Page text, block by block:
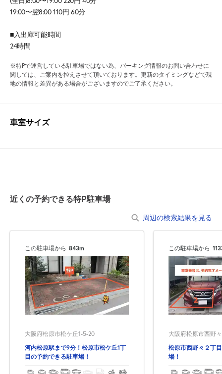
19:00〜翌8:00 110円 60分
■入出庫可能時間
24時間
※特Pで運営している駐車場ではない為、パーキング情報のお問い合わせに
関しては、ご案内を控えさせて頂いております。更新のタイミングなどで現
地の情報と差異がある場合がございますのでご了承ください。
車室サイズ
近くの予約できる特P駐車場
周辺の検索結果を見る
この駐車場から 843m
大阪府松原市松ケ丘1-5-20
河内松原駅まで9分！松原市松ケ丘1丁
目の予約できる駐車場！
この駐車場から
大阪府松原市西野
松原市西野々２丁
場！